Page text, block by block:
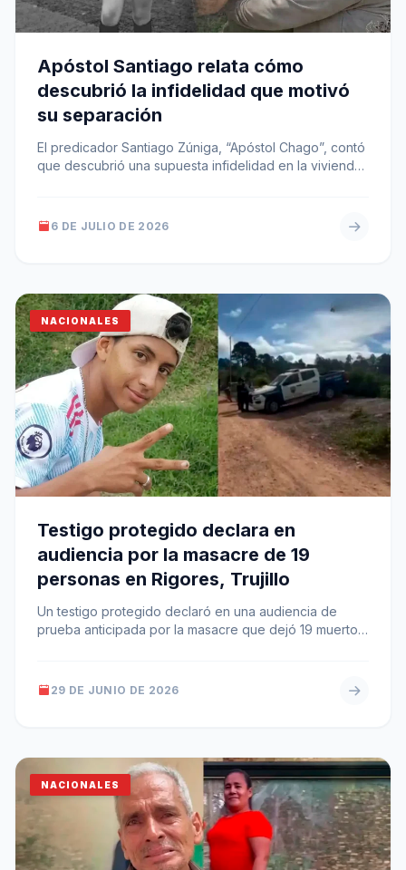
Apóstol Santiago relata cómo
descubrió la infidelidad que motivó
su separación
El predicador Santiago Zúniga, “Apóstol Chago”, contó
que descubrió una supuesta infidelidad en la vivienda
6 DE JULIO DE 2026
NACIONALES
Testigo protegido declara en
audiencia por la masacre de 19
personas en Rigores, Trujillo
Un testigo protegido declaró en una audiencia de
prueba anticipada por la masacre que dejó 19 muertos
29 DE JUNIO DE 2026
NACIONALES